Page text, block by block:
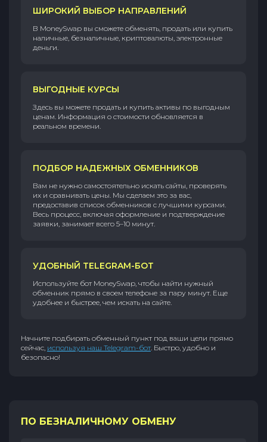
ШИРОКИЙ ВЫБОР НАПРАВЛЕНИЙ
В MoneySwap вы сможете обменять, продать или купить
наличные, безналичные, криптовалюты, электронные
деньги.
ВЫГОДНЫЕ КУРСЫ
Здесь вы можете продать и купить активы по выгодным
ценам. Информация о стоимости обновляется в
реальном времени.
ПОДБОР НАДЕЖНЫХ ОБМЕННИКОВ
Вам не нужно самостоятельно искать сайты, проверять
их и сравнивать цены. Мы сделаем это за вас,
предоставив список обменников с лучшими курсами.
Весь процесс, включая оформление и подтверждение
заявки, занимает всего 5–10 минут.
УДОБНЫЙ TELEGRAM-БОТ
Используйте бот MoneySwap, чтобы найти нужный
обменник прямо в своем телефоне за пару минут. Еще
удобнее и быстрее, чем искать на сайте.
Начните подбирать обменный пункт под ваши цели прямо
сейчас, используя наш Telegram-бот. Быстро, удобно и
безопасно!
ПО БЕЗНАЛИЧНОМУ ОБМЕНУ